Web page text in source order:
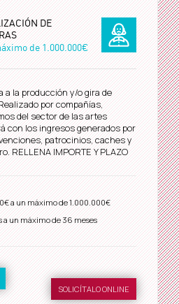
DE
de1.000.000€
a la producción y/o gira de
por compañías,
del sector de las artes
con los ingresos generados por
patrocinios, caches y
RELLENA IMPORTE Y PLAZO
a un máximo de1.000.000€
a un máximo de 36 meses
SOLICÍTALO ONLINE